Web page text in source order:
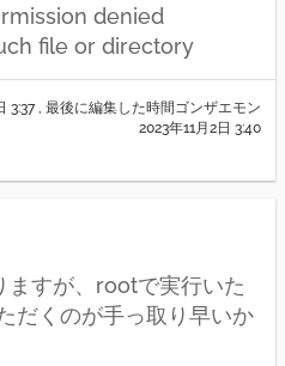
denied
file or directory
3:37 , 最後に編集した時間ゴンザエモン
2023年11月2日 3:40
ますが、rootで実行いた
だくのが手っ取り早いか